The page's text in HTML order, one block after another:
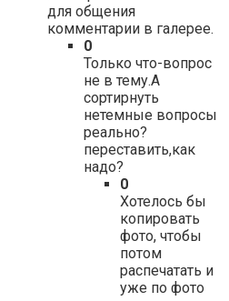
для общения
комментарии в галерее.
0
Только что-вопрос
не в тему.А
сортирнуть
нетемные вопросы
реально?
переставить,как
надо?
0
Хотелось бы
копировать
фото, чтобы
потом
распечатать и
уже по фото